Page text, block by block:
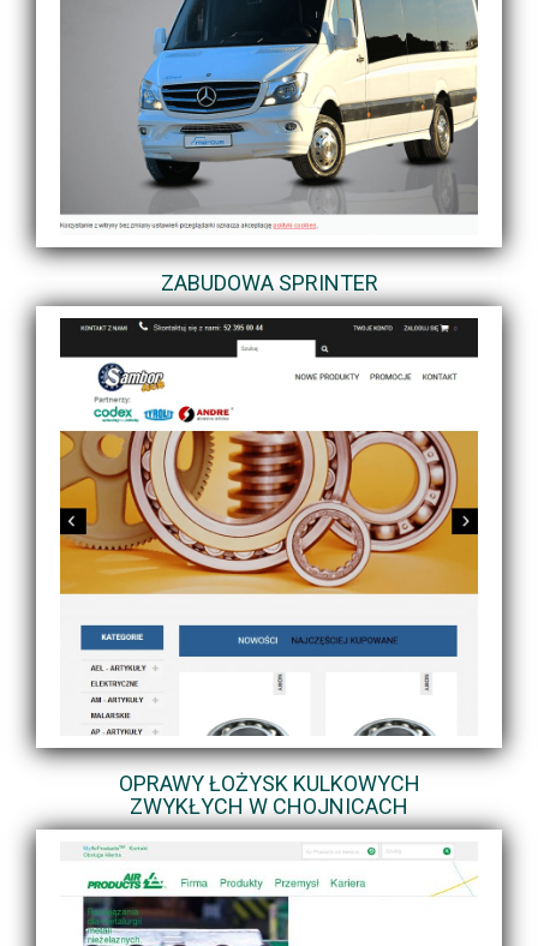
ZABUDOWA SPRINTER
OPRAWY ŁOŻYSK KULKOWYCH
ZWYKŁYCH W CHOJNICACH